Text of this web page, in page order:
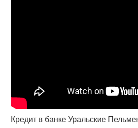
Кредит в банке Уральские